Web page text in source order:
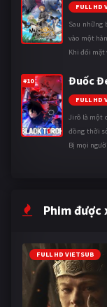
FULL HD
Sau những
vào một
Khi đối mặt
#10 Đuốc
FULL HD
Jirô là một
đồng thời
Bị mọi
Phim được
FULL HD VIETSUB